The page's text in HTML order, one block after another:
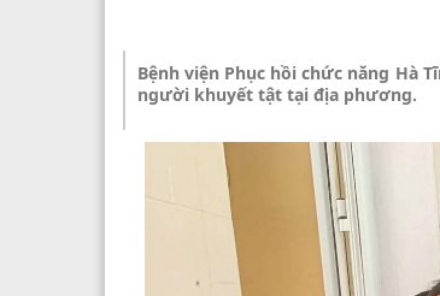
Bệnh viện Phục hồi chức năng Hà
người khuyết tật tại địa phương.